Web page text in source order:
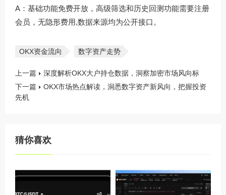
A：基础功能免费开放，高级筛选和历史回测功能需要注册
会员，无隐形费用,数据来源均为公开接口。
OKX资金流向 数字资产走势
上一篇
深度解析OKX大户持仓数据，洞察加密市场风向标
下一篇
OKX市场热点解读，洞悉数字资产新风向，把握投资
先机
猜你喜欢